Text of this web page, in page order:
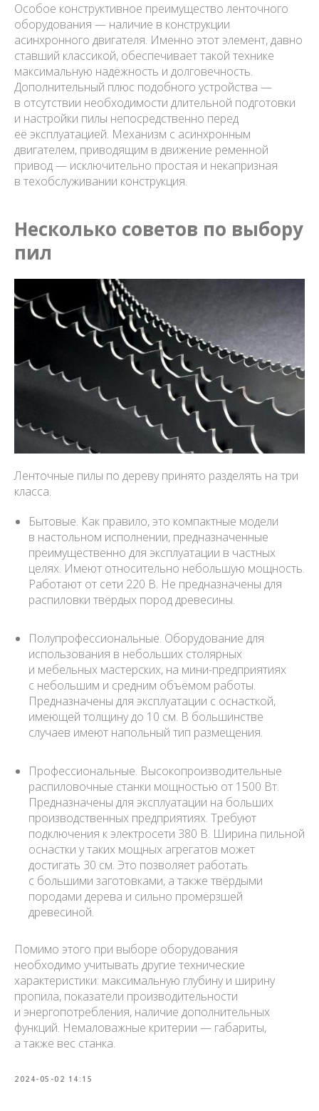
Особое конструктивное преимущество ленточного
оборудования — наличие в конструкции
асинхронного двигателя. Именно этот элемент, давно
ставший классикой, обеспечивает такой технике
максимальную надёжность и долговечность.
Дополнительный плюс подобного устройства —
в отсутствии необходимости длительной подготовки
и настройки пилы непосредственно перед
её эксплуатацией. Механизм с асинхронным
двигателем, приводящим в движение ременной
привод — исключительно простая и некапризная
в техобслуживании конструкция.
Несколько советов по выбору
пил
Ленточные пилы по дереву принято разделять на три
класса.
Бытовые. Как правило, это компактные модели
в настольном исполнении, предназначенные
преимущественно для эксплуатации в частных
целях. Имеют относительно небольшую мощность.
Работают от сети 220 В. Не предназначены для
распиловки твёрдых пород древесины.
Полупрофессиональные. Оборудование для
использования в небольших столярных
и мебельных мастерских, на мини-предприятиях
с небольшим и средним объёмом работы.
Предназначены для эксплуатации с оснасткой,
имеющей толщину до 10 см. В большинстве
случаев имеют напольный тип размещения.
Профессиональные. Высокопроизводительные
распиловочные станки мощностью от 1500 Вт.
Предназначены для эксплуатации на больших
производственных предприятиях. Требуют
подключения к электросети 380 В. Ширина пильной
оснастки у таких мощных агрегатов может
достигать 30 см. Это позволяет работать
с большими заготовками, а также твёрдыми
породами дерева и сильно промёрзшей
древесиной.
Помимо этого при выборе оборудования
необходимо учитывать другие технические
характеристики: максимальную глубину и ширину
пропила, показатели производительности
и энергопотребления, наличие дополнительных
функций. Немаловажные критерии — габариты,
а также вес станка.
2024-05-02 14:15